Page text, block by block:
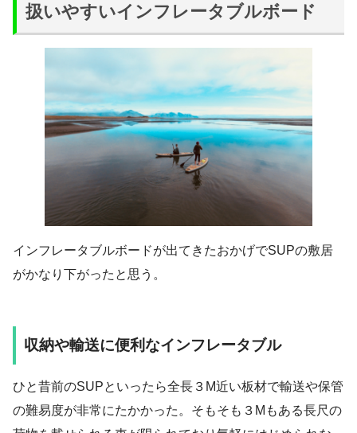
扱いやすいインフレータブルボード
インフレータブルボードが出てきたおかげでSUPの敷居
がかなり下がったと思う。
収納や輸送に便利なインフレータブル
ひと昔前のSUPといったら全長３M近い板材で輸送や保管
の難易度が非常にたかかった。そもそも３Mもある長尺の